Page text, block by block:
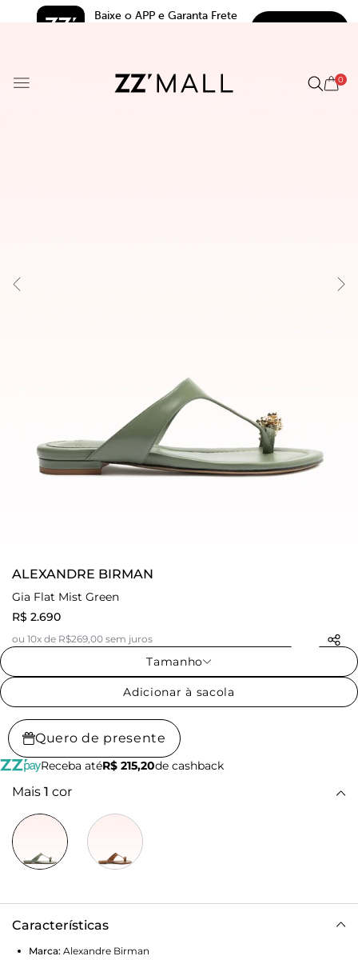
Baixe o APP e Garanta Frete
0
ALEXANDRE BIRMAN
Gia Flat Mist Green
R$ 2.690
ou 10x de R$269,00 sem juros
Tamanho
Adicionar à sacola
Quero de presente
Receba atéR$ 215,20de cashback
Mais 1 cor
Características
Marca: Alexandre Birman